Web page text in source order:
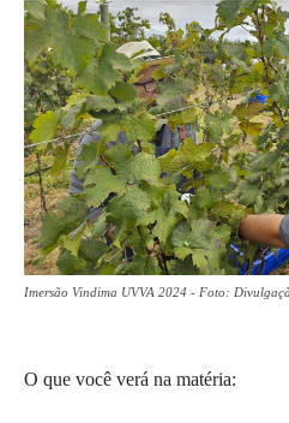
Imersão Vindima UVVA 2024 - Foto:
O que você verá na matéria: